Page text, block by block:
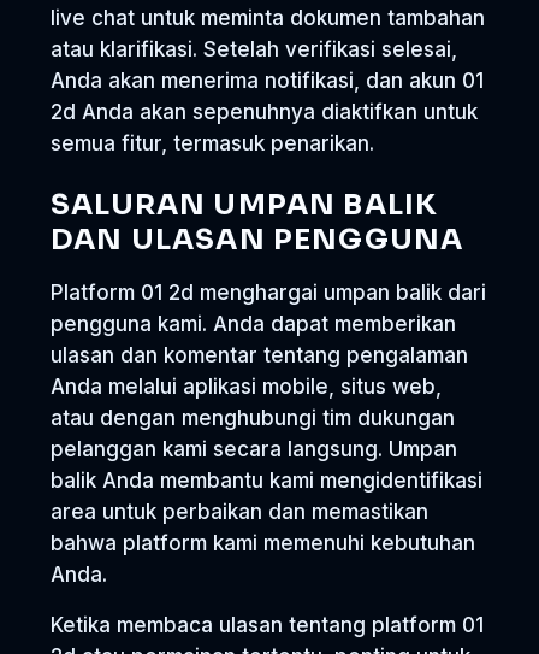
live chat untuk meminta dokumen tambahan
atau klarifikasi. Setelah verifikasi selesai,
Anda akan menerima notifikasi, dan akun 01
2d Anda akan sepenuhnya diaktifkan untuk
semua fitur, termasuk penarikan.
SALURAN UMPAN BALIK
DAN ULASAN PENGGUNA
Platform 01 2d menghargai umpan balik dari
pengguna kami. Anda dapat memberikan
ulasan dan komentar tentang pengalaman
Anda melalui aplikasi mobile, situs web,
atau dengan menghubungi tim dukungan
pelanggan kami secara langsung. Umpan
balik Anda membantu kami mengidentifikasi
area untuk perbaikan dan memastikan
bahwa platform kami memenuhi kebutuhan
Anda.
Ketika membaca ulasan tentang platform 01